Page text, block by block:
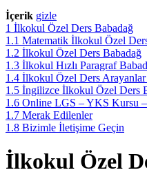
İçerik gizle
1 İlkokul Özel Ders Babadağ
1.1 Matematik İlkokul Özel
1.2 İlkokul Özel Ders Babadağ
1.3 İlkokul Hızlı Paragraf
1.4 İlkokul Özel Ders Arayanlar
1.5 İngilizce İlkokul Özel Ders
1.6 Online LGS – YKS Kursu
1.7 Merak Edilenler
1.8 Bizimle İletişime Geçin
İlkokul Özel